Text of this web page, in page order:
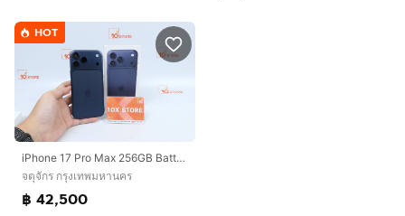
HOT
iPhone 17 Pro Max 256GB Batt100 03.2027
จตุจักร กรุงเทพมหานคร
฿ 42,500